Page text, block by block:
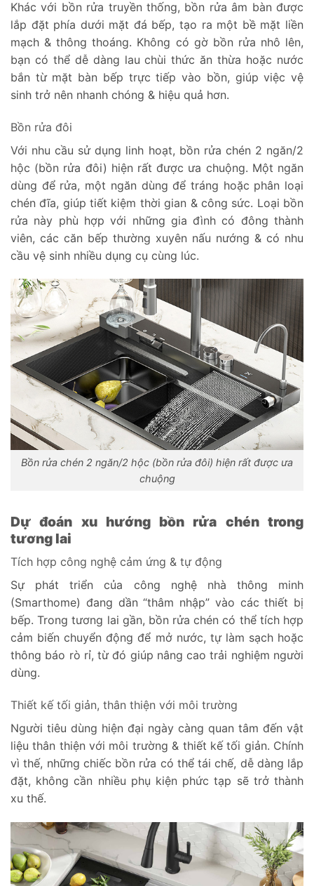
Khác với bồn rửa truyền thống, bồn rửa âm bàn được
lắp đặt phía dưới mặt đá bếp, tạo ra một bề mặt liền
mạch & thông thoáng. Không có gờ bồn rửa nhô lên,
bạn có thể dễ dàng lau chùi thức ăn thừa hoặc nước
bắn từ mặt bàn bếp trực tiếp vào bồn, giúp việc vệ
sinh trở nên nhanh chóng & hiệu quả hơn.
Bồn rửa đôi
Với nhu cầu sử dụng linh hoạt, bồn rửa chén 2 ngăn/2
hộc (bồn rửa đôi) hiện rất được ưa chuộng. Một ngăn
dùng để rửa, một ngăn dùng để tráng hoặc phân loại
chén đĩa, giúp tiết kiệm thời gian & công sức. Loại bồn
rửa này phù hợp với những gia đình có đông thành
viên, các căn bếp thường xuyên nấu nướng & có nhu
cầu vệ sinh nhiều dụng cụ cùng lúc.
Bồn rửa chén 2 ngăn/2 hộc (bồn rửa đôi) hiện rất được ưa
chuộng
Dự đoán xu hướng bồn rửa chén trong
tương lai
Tích hợp công nghệ cảm ứng & tự động
Sự phát triển của công nghệ nhà thông minh
(Smarthome) đang dần “thâm nhập” vào các thiết bị
bếp. Trong tương lai gần, bồn rửa chén có thể tích hợp
cảm biến chuyển động để mở nước, tự làm sạch hoặc
thông báo rò rỉ, từ đó giúp nâng cao trải nghiệm người
dùng.
Thiết kế tối giản, thân thiện với môi trường
Người tiêu dùng hiện đại ngày càng quan tâm đến vật
liệu thân thiện với môi trường & thiết kế tối giản. Chính
vì thế, những chiếc bồn rửa có thể tái chế, dễ dàng lắp
đặt, không cần nhiều phụ kiện phức tạp sẽ trở thành
xu thế.